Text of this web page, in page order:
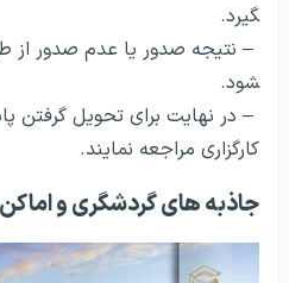
گیرد.
– نتیجه صدور یا عدم صدور از
شود.
– در نهایت برای تحویل گرفتن
کارگزاری مراجعه نمایند.
جاذبه‌ های گردشگری و